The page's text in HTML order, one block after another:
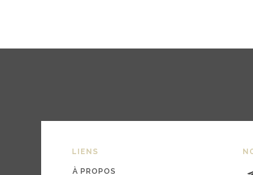
LIENS
À PROPOS